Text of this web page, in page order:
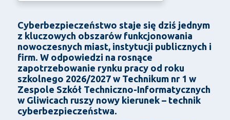
Cyberbezpieczeństwo staje się dziś jednym
z kluczowych obszarów funkcjonowania
nowoczesnych miast, instytucji publicznych i
firm. W odpowiedzi na rosnące
zapotrzebowanie rynku pracy od roku
szkolnego 2026/2027 w Technikum nr 1 w
Zespole Szkół Techniczno-Informatycznych
w Gliwicach ruszy nowy kierunek – technik
cyberbezpieczeństwa.